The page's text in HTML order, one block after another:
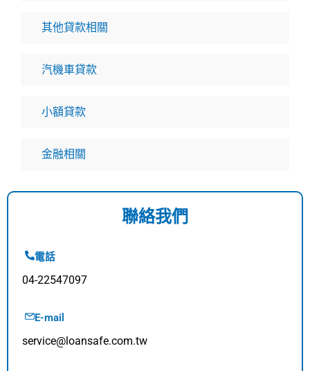
其他貸款相關
汽機車貸款
小額貸款
金融相關
聯絡我們
電話
04-22547097
E-mail
service@loansafe.com.tw